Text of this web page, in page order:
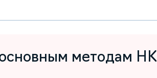
методам НК